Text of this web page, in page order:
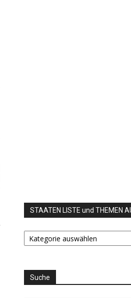
STAATEN LISTE und THEMEN
STAATEN
LISTE
AUSWAHL
Suche